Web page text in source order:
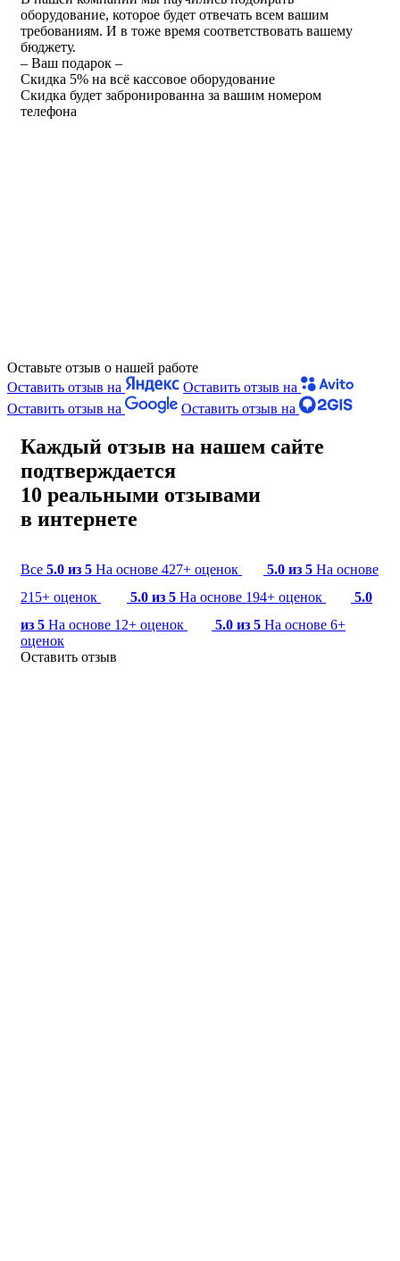
оборудование, которое будет отвечать всем вашим
требованиям. И в тоже время соответствовать вашему
бюджету.
– Ваш подарок –
Скидка 5% на всё кассовое оборудование
Скидка будет забронированна за вашим номером
телефона
Оставьте отзыв о нашей работе
Оставить отзыв на
Оставить отзыв на
Оставить отзыв на
Оставить отзыв на
Каждый отзыв на нашем сайте
подтверждается
10 реальными отзывами
в интернете
Все 5.0 из 5 На основе 427+ оценок 5.0 из 5 На основе
215+ оценок
5.0 из 5 На основе 194+ оценок
5.0
из 5 На основе 12+ оценок 5.0 из 5 На основе 6+
оценок
Оставить отзыв